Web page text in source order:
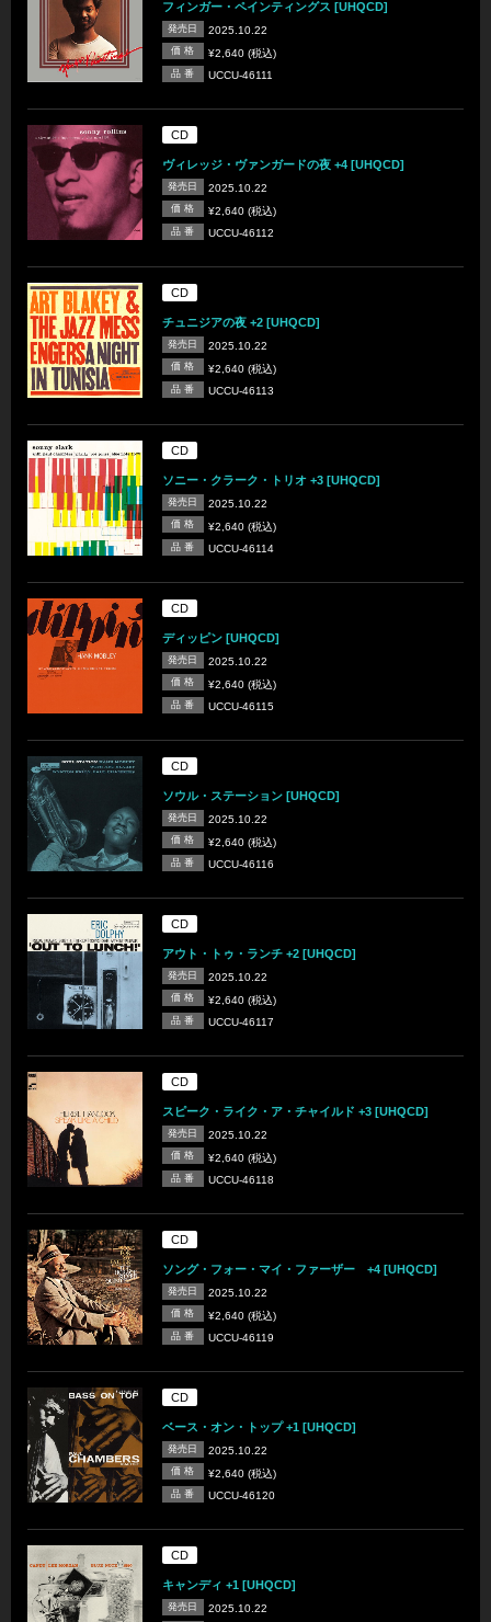
フィンガー・ペインティングス [UHQCD]
発売日 2025.10.22
価 格 ¥2,640 (税込)
品 番 UCCU-46111
CD
ヴィレッジ・ヴァンガードの夜 +4 [UHQCD]
発売日 2025.10.22
価 格 ¥2,640 (税込)
品 番 UCCU-46112
CD
チュニジアの夜 +2 [UHQCD]
発売日 2025.10.22
価 格 ¥2,640 (税込)
品 番 UCCU-46113
CD
ソニー・クラーク・トリオ +3 [UHQCD]
発売日 2025.10.22
価 格 ¥2,640 (税込)
品 番 UCCU-46114
CD
ディッピン [UHQCD]
発売日 2025.10.22
価 格 ¥2,640 (税込)
品 番 UCCU-46115
CD
ソウル・ステーション [UHQCD]
発売日 2025.10.22
価 格 ¥2,640 (税込)
品 番 UCCU-46116
CD
アウト・トゥ・ランチ +2 [UHQCD]
発売日 2025.10.22
価 格 ¥2,640 (税込)
品 番 UCCU-46117
CD
スピーク・ライク・ア・チャイルド +3 [UHQCD]
発売日 2025.10.22
価 格 ¥2,640 (税込)
品 番 UCCU-46118
CD
ソング・フォー・マイ・ファーザー +4 [UHQCD]
発売日 2025.10.22
価 格 ¥2,640 (税込)
品 番 UCCU-46119
CD
ベース・オン・トップ +1 [UHQCD]
発売日 2025.10.22
価 格 ¥2,640 (税込)
品 番 UCCU-46120
CD
キャンディ +1 [UHQCD]
発売日 2025.10.22